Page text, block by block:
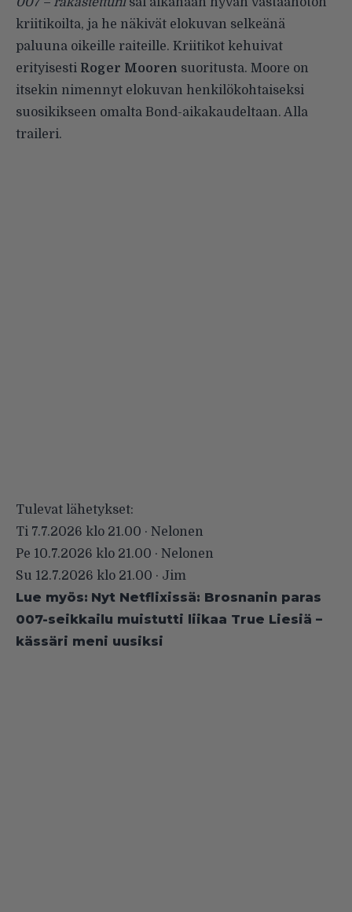
kriitikoilta, ja he näkivät elokuvan selkeänä
paluuna oikeille raiteille. Kriitikot kehuivat
erityisesti Roger Mooren suoritusta. Moore on
itsekin nimennyt elokuvan henkilökohtaiseksi
suosikikseen omalta Bond-aikakaudeltaan. Alla
traileri.
Tulevat lähetykset:
Ti 7.7.2026 klo 21.00 · Nelonen
Pe 10.7.2026 klo 21.00 · Nelonen
Su 12.7.2026 klo 21.00 · Jim
Lue myös: Nyt Netflixissä: Brosnanin paras
007-seikkailu muistutti liikaa True Liesiä –
kässäri meni uusiksi